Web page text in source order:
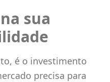
na sua
é o investimento
precisa para